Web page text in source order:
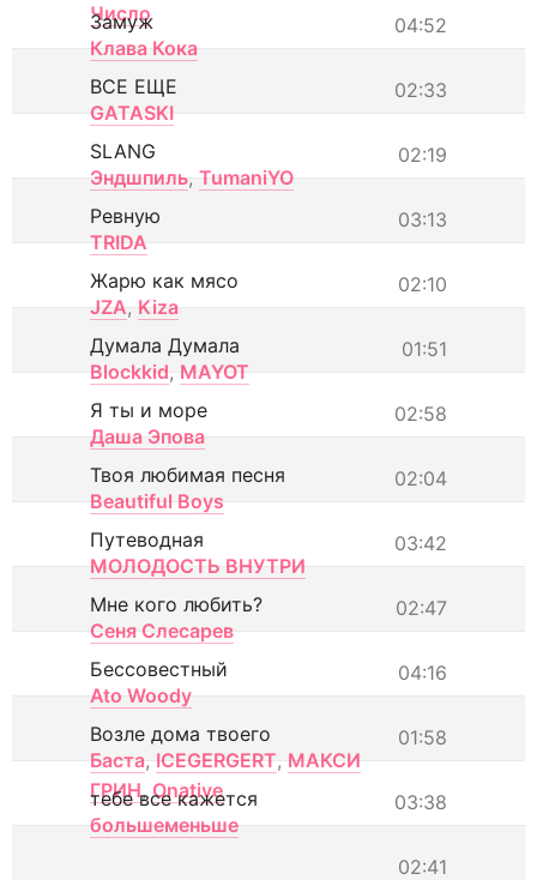
Число
04:52
Замуж
Клава Кока
02:33
ВСЕ ЕЩЕ
GATASKI
02:19
SLANG
Эндшпиль, TumaniYO
03:13
Ревную
TRIDA
02:10
Жарю как мясо
JZA, Kiza
01:51
Думала Думала
Blockkid, MAYOT
02:58
Я ты и море
Даша Эпова
02:04
Твоя любимая песня
Beautiful Boys
03:42
Путеводная
МОЛОДОСТЬ ВНУТРИ
02:47
Мне кого любить?
Сеня Слесарев
04:16
Бессовестный
Ato Woody
01:58
Возле дома твоего
Баста, ICEGERGERT, МАКСИ
ГРИН, Onative 03:38
тебе все кажется
большеменьше
02:41